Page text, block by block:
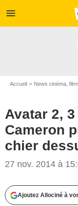
menu
Accueil News cinéma,
Avatar 2,
Cameron
chier
27 nov. 2014 à
Ajoutez Allociné à